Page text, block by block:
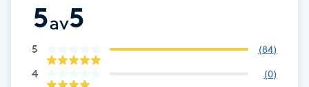
Fibromassage
5av5
5 (84)
4 (0)